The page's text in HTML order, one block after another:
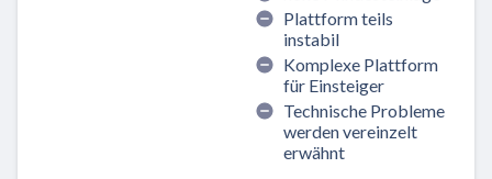
Plattform teils
instabil
Komplexe Plattform
für Einsteiger
Technische Probleme
werden vereinzelt
erwähnt